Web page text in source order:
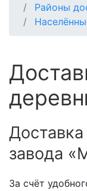
Районы
завода
За счёт